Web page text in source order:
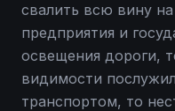
свалить всю вину
предприятия и
освещения дороги,
видимости
транспортом, то